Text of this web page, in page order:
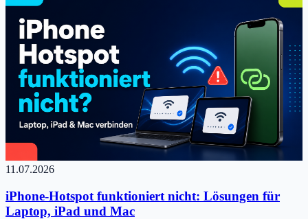
11.07.2026
iPhone-Hotspot funktioniert nicht: Lösungen für
Laptop, iPad und Mac